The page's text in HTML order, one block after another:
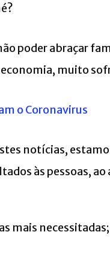
poder abraçar
economia, muito
o Coronavirus
notícias,
às pessoas, ao
mais necessitadas;